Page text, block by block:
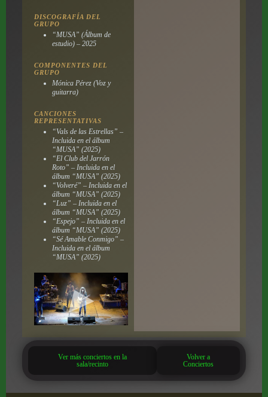
DISCOGRAFÍA DEL
GRUPO
“MUSA” (Álbum de
estudio) – 2025
COMPONENTES DEL
GRUPO
Mónica Pérez (Voz y
guitarra)
CANCIONES
REPRESENTATIVAS
“Vals de las Estrellas” –
Incluida en el álbum
“MUSA” (2025)
“El Club del Jarrón
Roto” – Incluida en el
álbum “MUSA” (2025)
“Volveré” – Incluida en el
álbum “MUSA” (2025)
“Luz” – Incluida en el
álbum “MUSA” (2025)
“Espejo” – Incluida en el
álbum “MUSA” (2025)
“Sé Amable Conmigo” –
Incluida en el álbum
“MUSA” (2025)
Ver más conciertos en la
sala/recinto
Volver a
Conciertos